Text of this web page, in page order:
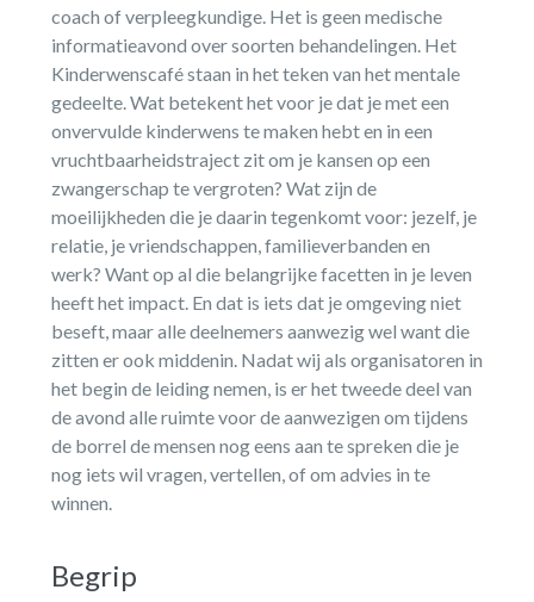
coach of verpleegkundige. Het is geen medische
informatieavond over soorten behandelingen. Het
Kinderwenscafé staan in het teken van het mentale
gedeelte. Wat betekent het voor je dat je met een
onvervulde kinderwens te maken hebt en in een
vruchtbaarheidstraject zit om je kansen op een
zwangerschap te vergroten? Wat zijn de
moeilijkheden die je daarin tegenkomt voor: jezelf, je
relatie, je vriendschappen, familieverbanden en
werk? Want op al die belangrijke facetten in je leven
heeft het impact. En dat is iets dat je omgeving niet
beseft, maar alle deelnemers aanwezig wel want die
zitten er ook middenin. Nadat wij als organisatoren in
het begin de leiding nemen, is er het tweede deel van
de avond alle ruimte voor de aanwezigen om tijdens
de borrel de mensen nog eens aan te spreken die je
nog iets wil vragen, vertellen, of om advies in te
winnen.
Begrip